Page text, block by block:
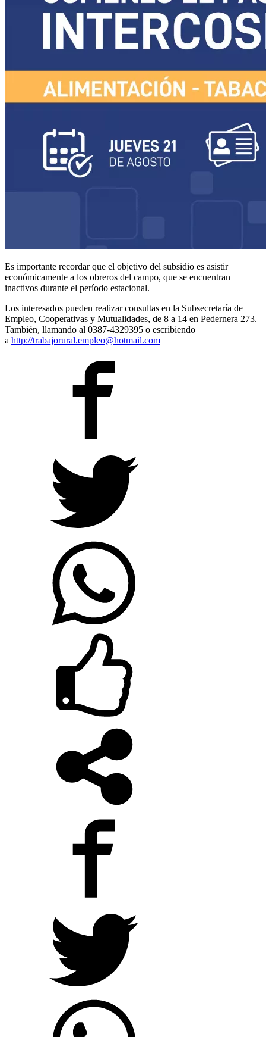
Es importante recordar que el objetivo del subsidio es asistir
económicamente a los obreros del campo, que se encuentran
inactivos durante el período estacional.
Los interesados pueden realizar consultas en la Subsecretaría de
Empleo, Cooperativas y Mutualidades, de 8 a 14 en Pedernera 273.
También, llamando al 0387-4329395 o escribiendo
a http://trabajorural.empleo@hotmail.com